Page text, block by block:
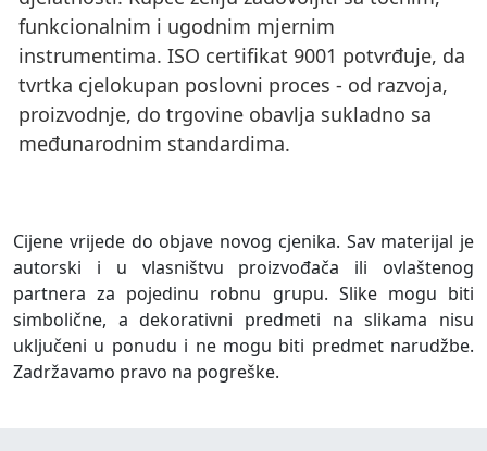
funkcionalnim i ugodnim mjernim
instrumentima. ISO certifikat 9001 potvrđuje, da
tvrtka cjelokupan poslovni proces - od razvoja,
proizvodnje, do trgovine obavlja sukladno sa
međunarodnim standardima.
Cijene vrijede do objave novog cjenika. Sav materijal je
autorski i u vlasništvu proizvođača ili ovlaštenog
partnera za pojedinu robnu grupu. Slike mogu biti
simbolične, a dekorativni predmeti na slikama nisu
uključeni u ponudu i ne mogu biti predmet narudžbe.
Zadržavamo pravo na pogreške.